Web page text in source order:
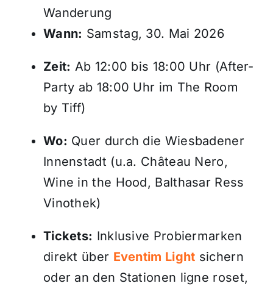
Wanderung
Wann: Samstag, 30. Mai 2026
Zeit: Ab 12:00 bis 18:00 Uhr (After-
Party ab 18:00 Uhr im The Room
by Tiff)
Wo: Quer durch die Wiesbadener
Innenstadt (u.a. Château Nero,
Wine in the Hood, Balthasar Ress
Vinothek)
Tickets: Inklusive Probiermarken
direkt über Eventim Light sichern
oder an den Stationen ligne roset,